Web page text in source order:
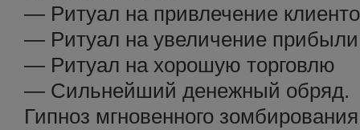
— Ритуал на привлечение
— Ритуал на увеличение прибыли
— Ритуал на хорошую торговлю
— Сильнейший денежный обряд.
Гипноз мгновенного